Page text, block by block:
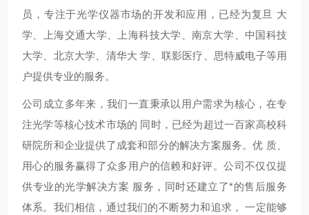
员，专注于光学仪器市场的开发和应用，已经为复旦
大
学、上海交通大学、上海科技大学、南京大学、中国科技
大学、北京大学、清华大 学、联影医疗、思特威电子等用
户提供专业的服务。
公司成立多年来，我们一直秉承以用户需求为核心，在专
注光学等核心技术市场的 同时，已经为超过一百家高校科
研院所和企业提供了成套和部分的解决方案服务。优 质、
用心的服务赢得了众多用户的信赖和好评。公司不仅仅提
供专业的光学解决方案 服务，同时还建立了*的售后服务
体系。我们相信，通过我们的不断努力和追求， 一定能够